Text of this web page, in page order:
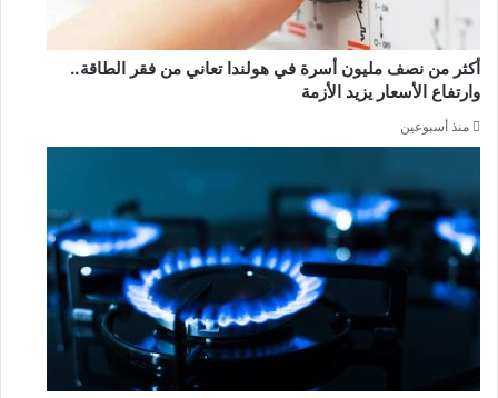
أكثر من نصف مليون أسرة في هولندا تعاني من فقر الطاقة..
وارتفاع الأسعار يزيد الأزمة
منذ أسبوعين